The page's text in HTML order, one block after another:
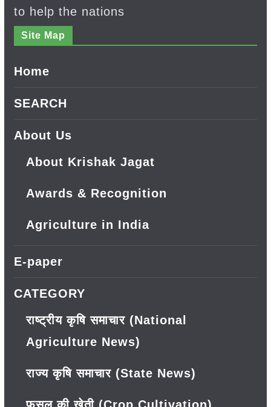
to help the nations
Site Map
Home
SEARCH
About Us
About Krishak Jagat
Awards & Recognition
Agriculture in India
E-paper
CATEGORY
राष्ट्रीय कृषि समाचार (National
Agriculture News)
राज्य कृषि समाचार (State News)